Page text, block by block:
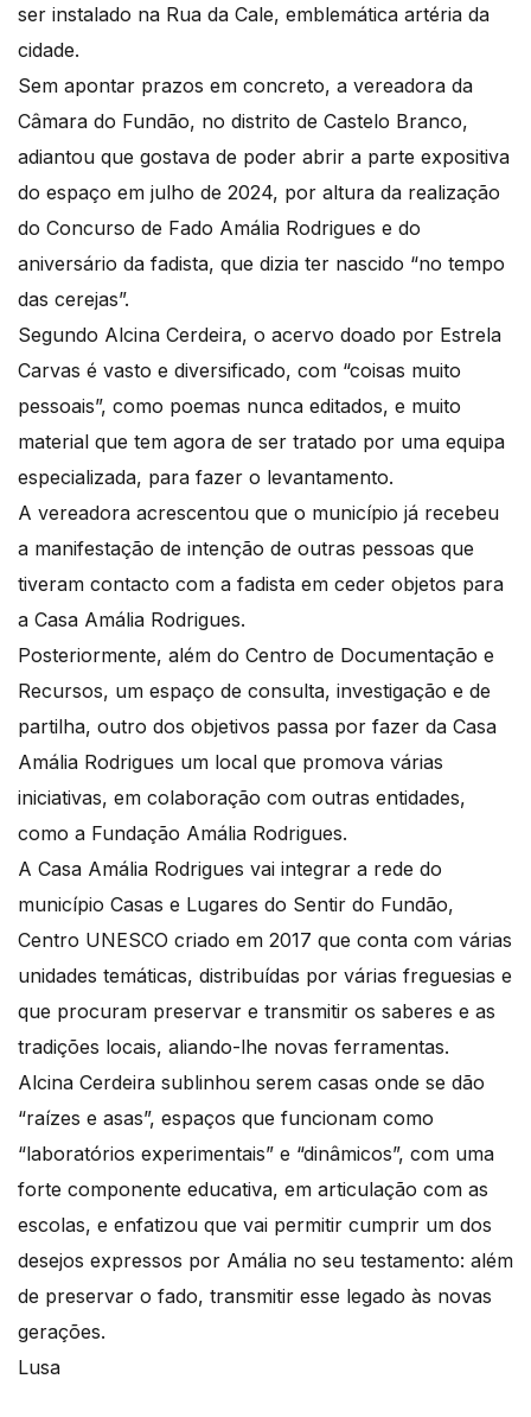
ser instalado na Rua da Cale, emblemática artéria da
cidade.
Sem apontar prazos em concreto, a vereadora da
Câmara do Fundão, no distrito de Castelo Branco,
adiantou que gostava de poder abrir a parte expositiva
do espaço em julho de 2024, por altura da realização
do Concurso de Fado Amália Rodrigues e do
aniversário da fadista, que dizia ter nascido “no tempo
das cerejas”.
Segundo Alcina Cerdeira, o acervo doado por Estrela
Carvas é vasto e diversificado, com “coisas muito
pessoais”, como poemas nunca editados, e muito
material que tem agora de ser tratado por uma equipa
especializada, para fazer o levantamento.
A vereadora acrescentou que o município já recebeu
a manifestação de intenção de outras pessoas que
tiveram contacto com a fadista em ceder objetos para
a Casa Amália Rodrigues.
Posteriormente, além do Centro de Documentação e
Recursos, um espaço de consulta, investigação e de
partilha, outro dos objetivos passa por fazer da Casa
Amália Rodrigues um local que promova várias
iniciativas, em colaboração com outras entidades,
como a Fundação Amália Rodrigues.
A Casa Amália Rodrigues vai integrar a rede do
município Casas e Lugares do Sentir do Fundão,
Centro UNESCO criado em 2017 que conta com várias
unidades temáticas, distribuídas por várias freguesias e
que procuram preservar e transmitir os saberes e as
tradições locais, aliando-lhe novas ferramentas.
Alcina Cerdeira sublinhou serem casas onde se dão
“raízes e asas”, espaços que funcionam como
“laboratórios experimentais” e “dinâmicos”, com uma
forte componente educativa, em articulação com as
escolas, e enfatizou que vai permitir cumprir um dos
desejos expressos por Amália no seu testamento: além
de preservar o fado, transmitir esse legado às novas
gerações.
Lusa